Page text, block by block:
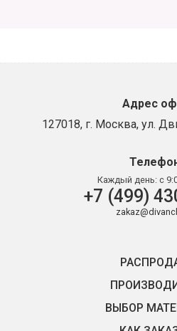
Адрес
127018, г. Москва, ул.
Каждый день: с
+7 (499)
ВЫБОР